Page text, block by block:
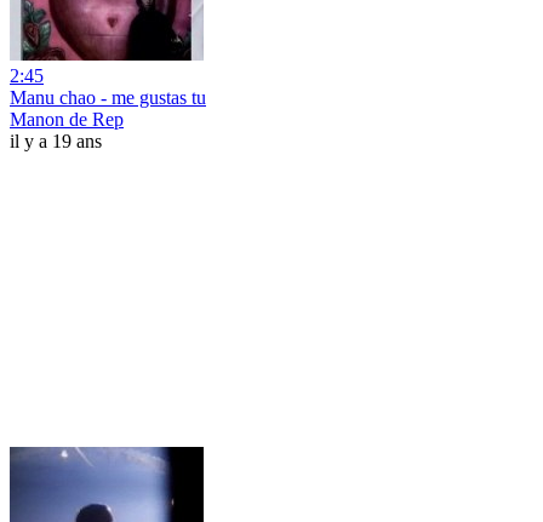
2:45
Manu chao - me gustas tu
Manon de Rep
il y a 19 ans